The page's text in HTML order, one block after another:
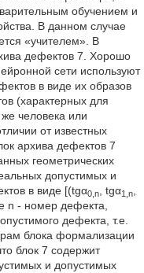
обучением и
В данном случае
«учителем». В
дефектов 7. Хорошо
сети используют
в виде их образов
(характерных для
же человека или
от известных
архива дефектов 7
геометрических
допустимых и
в виде [(tgα0,n, tgα1,n,
n - номер дефекта,
дефекта, т.е.
блока формализации
блок 7 содержит
и допустимых